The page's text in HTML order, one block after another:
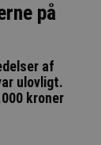
på
af
ulovligt.
kroner